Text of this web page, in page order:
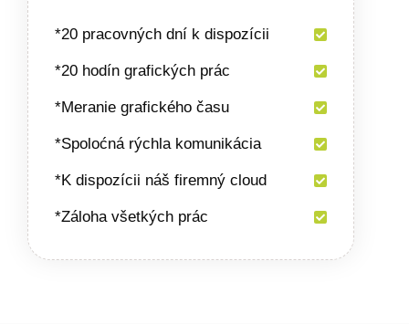
*20 pracovných dní k dispozícii
*20 hodín grafických prác
*Meranie grafického času
*Spoloćná rýchla komunikácia
*K dispozícii náš firemný cloud
*Záloha všetkých prác